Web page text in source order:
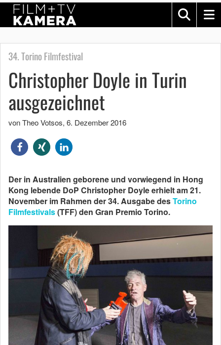
34. Torino Filmfestival
Christopher Doyle in Turin
ausgezeichnet
von Theo Votsos, 6. Dezember 2016
Der in Australien geborene und vorwiegend in Hong
Kong lebende DoP Christopher Doyle erhielt am 21.
November im Rahmen der 34. Ausgabe desTorino
Filmfestivals(TFF) den Gran Premio Torino.